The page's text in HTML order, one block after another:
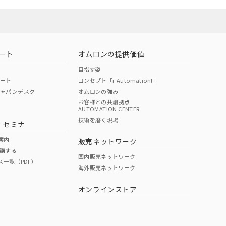
O O
ト
ト
パンデスク
セミナ
内
する
覧（PDF）
オムロンの提供価値
目指す姿
コンセプト「i-Automation!」
オムロンの強み
お客様との共創拠点
AUTOMATION CENTER
技術を磨く現場
販売ネットワーク
国内販売ネットワーク
海外販売ネットワーク
オンラインストア